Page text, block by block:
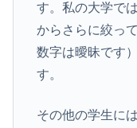
す。私の大学で
からさらに絞っ
数字は曖昧です
す。
その他の学生に